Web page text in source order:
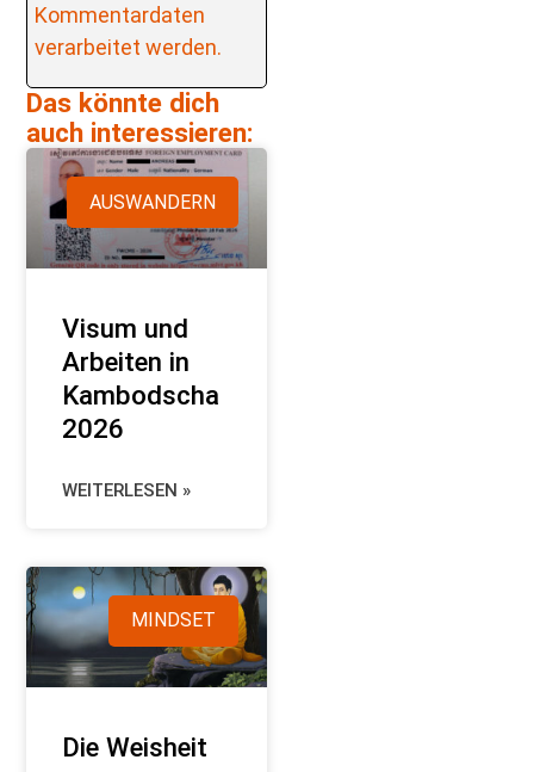
Kommentardaten
verarbeitet werden.
Das könnte dich
auch interessieren:
AUSWANDERN
Visum und
Arbeiten in
Kambodscha
2026
WEITERLESEN »
MINDSET
Die Weisheit